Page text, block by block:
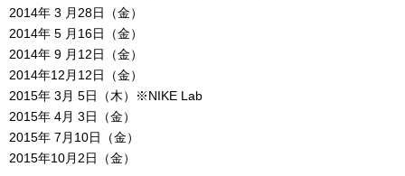
2014年 3 月28日（金）
2014年 5 月16日（金）
2014年 9 月12日（金）
2014年12月12日（金）
2015年 3月 5日（木）※NIKE Lab
2015年 4月 3日（金）
2015年 7月10日（金）
2015年10月2日（金）